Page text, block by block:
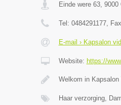
Einde were 63, 9000
Tel: 0484291177,
E-mail › Kapsalon
Website: https://
Welkom in Kapsalon
Haar verzorging,